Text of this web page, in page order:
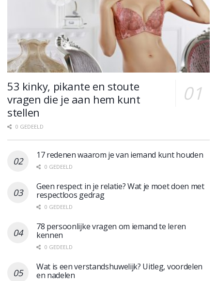
53 kinky, pikante en stoute
vragen die je aan hem kunt
stellen
0 GEDEELD
17 redenen waarom je van iemand kunt houden
0 GEDEELD
Geen respect in je relatie? Wat je moet doen met
respectloos gedrag
0 GEDEELD
78 persoonlijke vragen om iemand te leren
kennen
0 GEDEELD
Wat is een verstandshuwelijk? Uitleg, voordelen
en nadelen